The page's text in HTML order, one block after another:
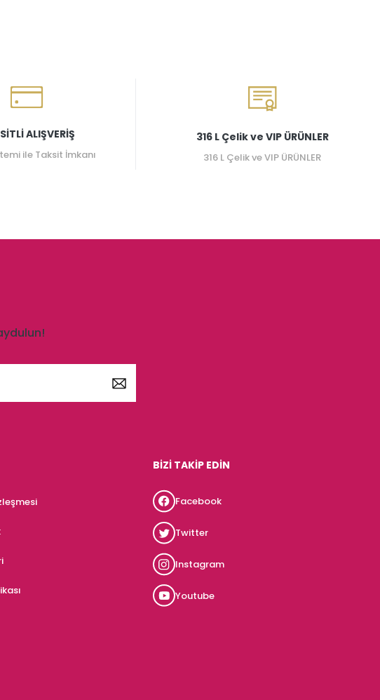
ALIŞVERİŞ
ile Taksit İmkanı
316 L Çelik ve VIP ÜRÜNLER
316 L Çelik ve VIP ÜRÜNLER
BİZİ TAKİP EDİN
Facebook
Twitter
Instagram
Youtube